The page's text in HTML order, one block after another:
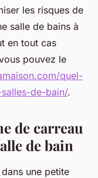
les risques de
salle de bains à
en tout cas
pouvez le
quel-
de-bain/.
de carreau
de bain
une petite